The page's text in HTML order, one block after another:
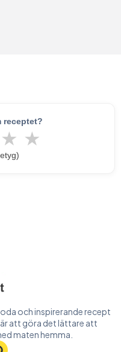
receptet?
★ ★
och inspirerande recept
att göra det lättare att
maten hemma.